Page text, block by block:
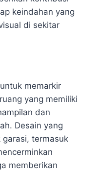
keindahan yang
di sekitar
memarkir
yang memiliki
dan
Desain yang
termasuk
memberikan